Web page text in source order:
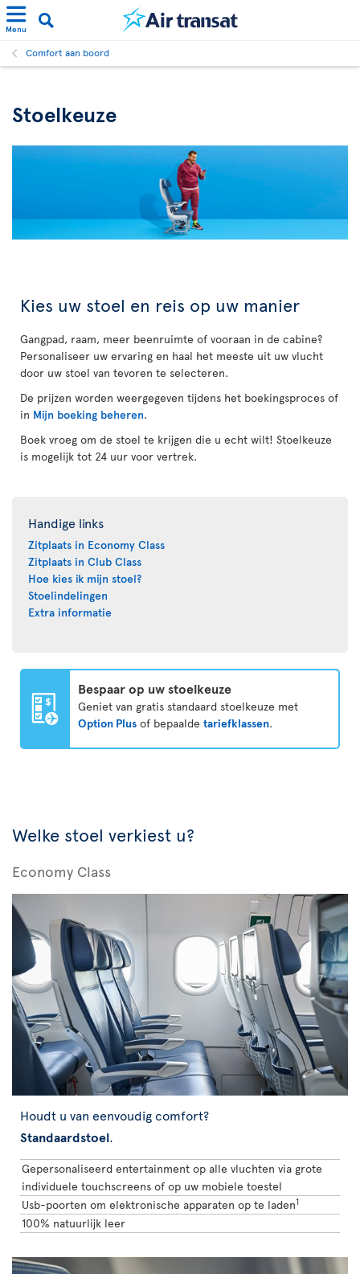
Menu
Comfort aan boord
Stoelkeuze
Kies uw stoel en reis op uw manier
Gangpad, raam, meer beenruimte of vooraan in de cabine?
Personaliseer uw ervaring en haal het meeste uit uw vlucht
door uw stoel van tevoren te selecteren.
De prijzen worden weergegeven tijdens het boekingsproces of
in Mijn boeking beheren.
Boek vroeg om de stoel te krijgen die u echt wilt! Stoelkeuze
is mogelijk tot 24 uur voor vertrek.
Handige links
Zitplaats in Economy Class
Zitplaats in Club Class
Hoe kies ik mijn stoel?
Stoelindelingen
Extra informatie
Bespaar op uw stoelkeuze
Geniet van gratis standaard stoelkeuze met
Option Plus of bepaalde tariefklassen.
Welke stoel verkiest u?
Economy Class
Houdt u van eenvoudig comfort?
Standaardstoel.
Gepersonaliseerd entertainment op alle vluchten via grote
individuele touchscreens of op uw mobiele toestel
Usb-poorten om elektronische apparaten op te laden1
100% natuurlijk leer